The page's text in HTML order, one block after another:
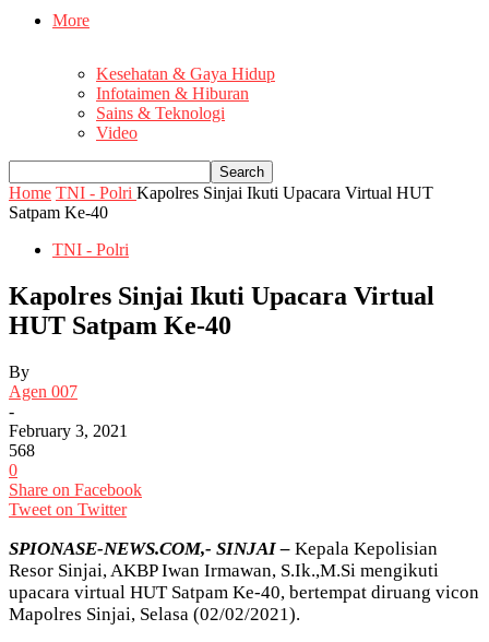
More
Kesehatan & Gaya Hidup
Infotaimen & Hiburan
Sains & Teknologi
Video
Home TNI - Polri Kapolres Sinjai Ikuti Upacara Virtual HUT
Satpam Ke-40
TNI - Polri
Kapolres Sinjai Ikuti Upacara Virtual
HUT Satpam Ke-40
By
Agen 007
-
February 3, 2021
568
0
Share on Facebook
Tweet on Twitter
SPIONASE-NEWS.COM,- SINJAI – Kepala Kepolisian
Resor Sinjai, AKBP Iwan Irmawan, S.Ik.,M.Si mengikuti
upacara virtual HUT Satpam Ke-40, bertempat diruang vicon
Mapolres Sinjai, Selasa (02/02/2021).